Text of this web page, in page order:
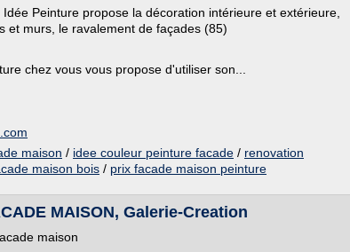
Peinture propose la décoration intérieure et extérieure,
et murs, le ravalement de façades (85)
chez vous vous propose d'utiliser son...
maison / idee couleur peinture facade / renovation
maison bois / prix facade maison peinture
MAISON, Galerie-Creation
maison